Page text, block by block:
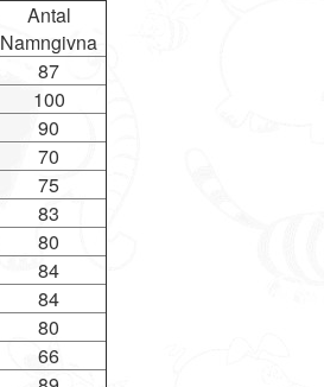
Antal
Namngivna
87
100
90
70
75
83
80
84
84
80
66